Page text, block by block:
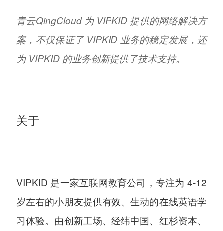
青云QingCloud 为 VIPKID 提供的网络解决方
案，不仅保证了 VIPKID 业务的稳定发展，还
为 VIPKID 的业务创新提供了技术支持。
关于
VIPKID 是一家互联网教育公司，专注为 4-12
岁左右的小朋友提供有效、生动的在线英语学
习体验。由创新工场、经纬中国、红杉资本、